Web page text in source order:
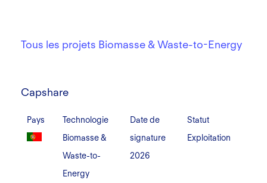
Tous les projets Biomasse & Waste-to-Energy
Capshare
Pays
Technologie
Biomasse &
Waste-to-
Energy
Date de
signature
2026
Statut
Exploitation